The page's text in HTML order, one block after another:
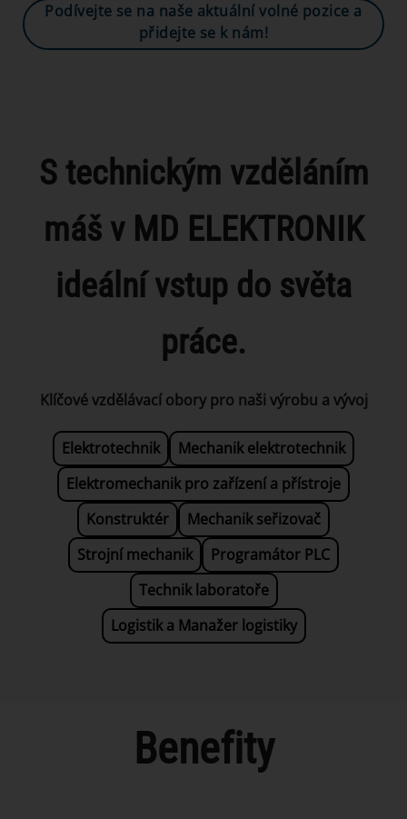
Podívejte se na naše aktuální volné pozice a
přidejte se k nám!
S technickým vzděláním
máš v MD ELEKTRONIK
ideální vstup do světa
práce.
Klíčové vzdělávací obory pro naši výrobu a vývoj
Elektrotechnik
Mechanik elektrotechnik
Elektromechanik pro zařízení a přístroje
Konstruktér
Mechanik seřizovač
Strojní mechanik
Programátor PLC
Technik laboratoře
Logistik a Manažer logistiky
Benefity